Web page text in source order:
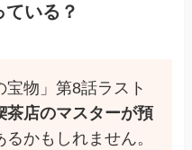
いる？
宝物」第8話ラスト
茶店のマスターが預
るかもしれません。